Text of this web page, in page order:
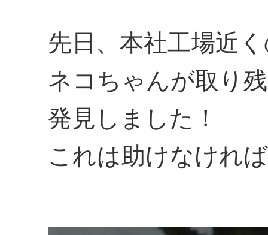
先日、本社工場近
ネコちゃんが取り
発見しました！
これは助けなけれ